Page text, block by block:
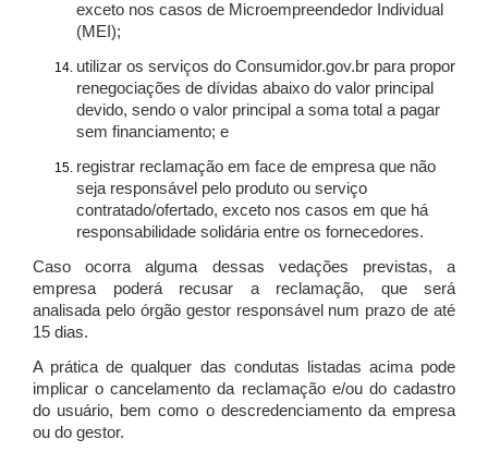
exceto nos casos de Microempreendedor Individual
(MEI);
utilizar os serviços do Consumidor.gov.br para propor
renegociações de dívidas abaixo do valor principal
devido, sendo o valor principal a soma total a pagar
sem financiamento; e
registrar reclamação em face de empresa que não
seja responsável pelo produto ou serviço
contratado/ofertado, exceto nos casos em que há
responsabilidade solidária entre os fornecedores.
Caso ocorra alguma dessas vedações previstas, a
empresa poderá recusar a reclamação, que será
analisada pelo órgão gestor responsável num prazo de até
15 dias.
A prática de qualquer das condutas listadas acima pode
implicar o cancelamento da reclamação e/ou do cadastro
do usuário, bem como o descredenciamento da empresa
ou do gestor.